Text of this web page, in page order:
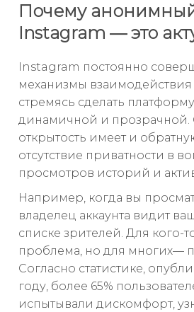
Почему
Instagram — это
Instagram постоянно
механизмы взаимодействия
стремясь сделать
динамичной и прозрачной.
открытость имеет и
отсутствие приватности в
просмотров историй и
Например, когда вы
владелец аккаунта видит
списке зрителей. Для кого-
проблема, но для многих—
Согласно статистике,
году, более 65%
испытывали дискомфорт,